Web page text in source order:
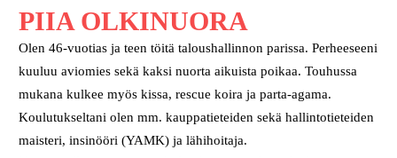
PIIA OLKINUORA
Olen 46-vuotias ja teen töitä taloushallinnon parissa. Perheeseeni
kuuluu aviomies sekä kaksi nuorta aikuista poikaa. Touhussa
mukana kulkee myös kissa, rescue koira ja parta-agama.
Koulutukseltani olen mm. kauppatieteiden sekä hallintotieteiden
maisteri, insinööri (YAMK) ja lähihoitaja.